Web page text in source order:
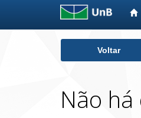
Voltar
Não